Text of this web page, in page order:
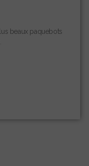
beaux paquebots